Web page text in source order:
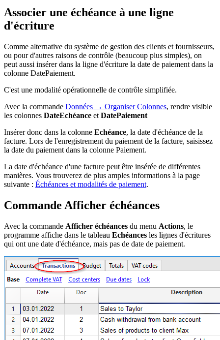
Associer une échéance à une ligne
d'écriture
Comme alternative du système de gestion des clients et fournisseurs,
ou pour d'autres raisons de contrôle (beaucoup plus simples), on
peut aussi insérer dans la ligne d'écriture la date de paiement dans la
colonne DatePaiement.
C'est une modalité opérationnelle de contrôle simplifiée.
Avec la commande Données → Organiser Colonnes, rendre visible
les colonnes DateEchéance et DatePaiement
Insérer donc dans la colonne Echéance, la date d'échéance de la
facture. Lors de l'enregistrement du paiement de la facture, saisissez
la date du paiement dans la colonne Paiement.
La date d'échéance d'une facture peut être insérée de différentes
manières. Vous trouverez de plus amples informations à la page
suivante : Échéances et modalités de paiement.
Commande Afficher échéances
Avec la commande Afficher échéances du menu Actions, le
programme affiche dans le tableau Echéances les lignes d'écritures
qui ont une date d'échéance, mais pas de date de paiement.